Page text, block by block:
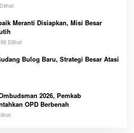
Meranti Disiapkan, Misi Besar
96 Dilihat
Bulog Baru, Strategi Besar Atasi
2026, Pemkab
OPD Berbenah